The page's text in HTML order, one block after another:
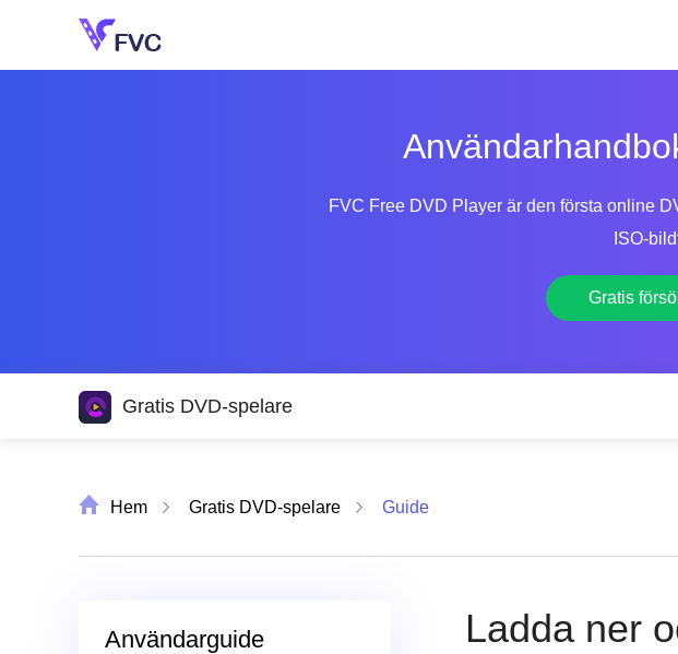
FVC Free DVD Player är den första online
ISO-
Gratis
Gratis DVD-spelare
Hem Gratis DVD-spelare Guide
Användarguide Ladda ner